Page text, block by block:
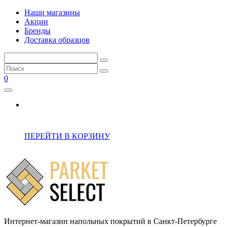
Наши магазины
Акции
Бренды
Доставка образцов
0
ПЕРЕЙТИ В КОРЗИНУ
Интернет-магазин напольных покрытий в Санкт-Петербурге